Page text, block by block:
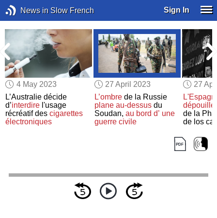
News in Slow French Sign In
4 May 2023
L’Australie décide
d’interdire l'usage
récréatif descigarettes
électroniques
27 April 2023
L’ombrede la Russie
plane au-dessusdu
Soudan, au bord d’ une
guerre civile
27
dépouille
de la
de los